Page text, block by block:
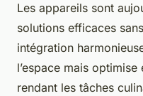
Les appareils sont
solutions efficaces
intégration
l’espace mais
rendant les tâches